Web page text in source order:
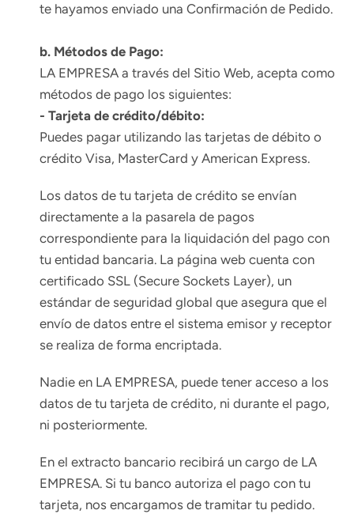
te hayamos enviado una Confirmación de Pedido.
b. Métodos de Pago:
LA EMPRESA a través del Sitio Web, acepta como
métodos de pago los siguientes:
- Tarjeta de crédito/débito:
Puedes pagar utilizando las tarjetas de débito o
crédito Visa, MasterCard y American Express.
Los datos de tu tarjeta de crédito se envían
directamente a la pasarela de pagos
correspondiente para la liquidación del pago con
tu entidad bancaria. La página web cuenta con
certificado SSL (Secure Sockets Layer), un
estándar de seguridad global que asegura que el
envío de datos entre el sistema emisor y receptor
se realiza de forma encriptada.
Nadie en LA EMPRESA, puede tener acceso a los
datos de tu tarjeta de crédito, ni durante el pago,
ni posteriormente.
En el extracto bancario recibirá un cargo de LA
EMPRESA. Si tu banco autoriza el pago con tu
tarjeta, nos encargamos de tramitar tu pedido.